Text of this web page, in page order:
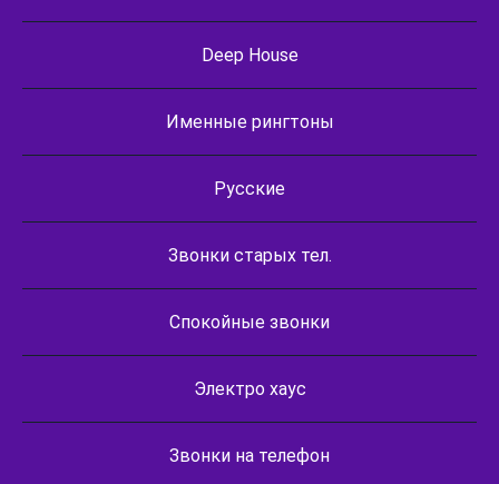
Deep House
Именные рингтоны
Русские
Звонки старых тел.
Спокойные звонки
Электро хаус
Звонки на телефон